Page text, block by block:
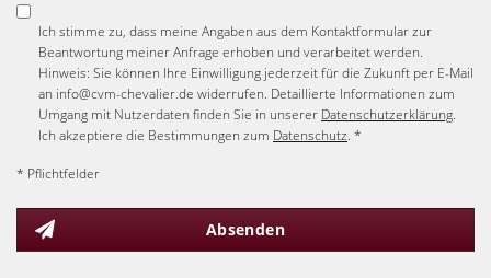
Ich stimme zu, dass meine Angaben aus dem Kontaktformular zur
Beantwortung meiner Anfrage erhoben und verarbeitet werden.
Hinweis: Sie können Ihre Einwilligung jederzeit für die Zukunft per E-Mail
an info@cvm-chevalier.de widerrufen. Detaillierte Informationen zum
Umgang mit Nutzerdaten finden Sie in unserer Datenschutzerklärung.
Ich akzeptiere die Bestimmungen zum Datenschutz. *
* Pflichtfelder
Absenden